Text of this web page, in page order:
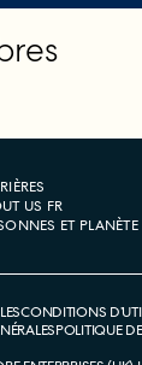
US FR
ET PLANÈTE
CONDITIONS
POLITIQUE